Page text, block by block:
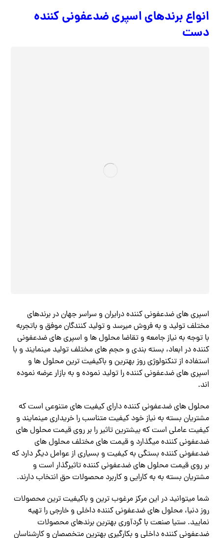
انواع برندهای اسپری ضدعفونی کننده
دست
اسپری های ضدعفونی کننده درایران و سراسر جهان در برندهای
مختلف تولید و به فروش میرسد و تولید کنندگان موفق و باتجربه
با توجه به نیاز جامعه و تقاضا محلول ها و اسپری های ضدعفونی
کننده در ابعاد، بسته بندی و حجم های مختلف تولید مینمایند و با
استفاده از تنکنولوژی روز بهترین و باکیفیت ترین محلول ها و
اسپری های ضدعفونی کننده را تولید نموده و به بازار عرضه نموده
اند.
محلول های ضدعفونی کننده دارای کیفیت های متنوعی است که
مشتریان بسته به نیاز خود کیفیت متناسب را خریداری مینمایند و
کیفیت عاملی است که بیشترین تاثیر را بر روی قیمت محلول های
ضدعفونی کننده میگذارد و قیمت های مختلف محلول های
ضدعفونی کننده بستگی به کیفیت و بسیاری از عوامل دیگر دارد که
بر روی قیمت محلول های ضدعفونی کننده تاثیرگذار است و
مشتریان بسته به به کارایی و کاربرد محصولات حق انتخاب دارند.
شما میتوانید در این مرکز مرغوب ترین و باکیفیت ترین محصولات
روز دنیا، محلول های ضدعفونی کننده داخلی و خارجی را تهیه
نمایید. ستیا صنعت با گردآوری بهترین برندهای محصولات
ضدعفونی کننده داخلی و بکارگیری بهترین متخصصان و کارشناسان